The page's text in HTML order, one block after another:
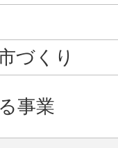
づくり
事業